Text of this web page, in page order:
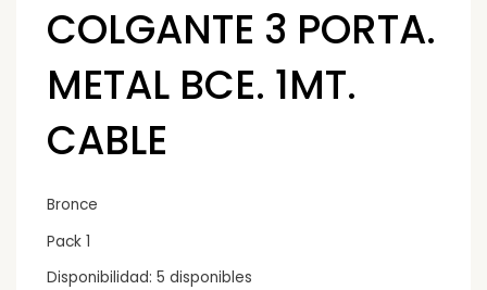
COLGANTE 3 PORTA.
METAL BCE. 1MT.
CABLE
Bronce
Pack 1
Disponibilidad: 5 disponibles